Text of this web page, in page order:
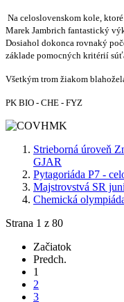
Na celoslovenskom kole,
Marek Jambrich fantastický
Dosiahol dokonca rovnaký
základe pomocných kritérií
Všetkým trom žiakom
PK BIO - CHE - FYZ
Strieborná úroveň
GJAR
Pytagoriáda P7 -
Majstrovstvá SR
Chemická
Strana 1 z 80
Začiatok
Predch.
1
2
3